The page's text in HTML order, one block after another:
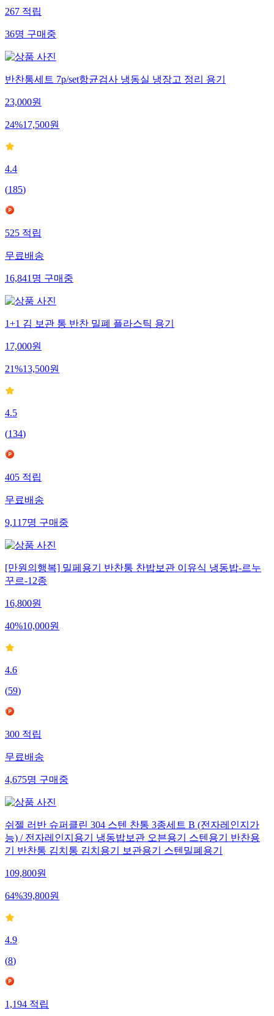
267적립
36명구매중
반찬통세트 7p/set항균검사 냉동실 냉장고 정리 용기
23,000원
24%17,500원
4.4
(185)
525적립
무료배송
16,841명구매중
1+1 김 보관 통 반찬 밀폐 플라스틱 용기
17,000원
21%13,500원
4.5
(134)
405적립
무료배송
9,117명구매중
[만원의행복] 밀페용기 반찬통 찬밥보관 이유식 냉동밥-르누
꾸르-12종
16,800원
40%10,000원
4.6
(59)
300적립
무료배송
4,675명구매중
쉬젤 러반 슈퍼클린 304 스텐 찬통 3종세트 B (전자레인지가
능) / 전자레인지용기 냉동밥보관 오븐용기 스텐용기 반찬용
기 반찬통 김치통 김치용기 보관용기 스텐밀폐용기
109,800원
64%39,800원
4.9
(8)
1,194적립